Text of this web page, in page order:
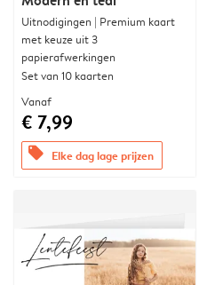
Uitnodigingen | Premium kaart
met keuze uit 3
papierafwerkingen
Set van 10 kaarten
Vanaf
€ 7,99
offers Elke dag lage prijzen